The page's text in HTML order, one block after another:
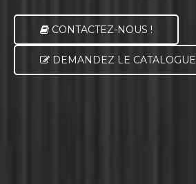
CONTACTEZ-NOUS !
DEMANDEZ LE CATALOGUE